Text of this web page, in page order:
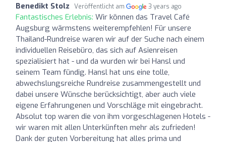
Benedikt Stolz Veröffentlicht am 3 years ago
Fantastisches Erlebnis: Wir können das Travel Café
Augsburg wärmstens weiterempfehlen! Für unsere
Thailand-Rundreise waren wir auf der Suche nach einem
individuellen Reisebüro, das sich auf Asienreisen
spezialisiert hat - und da wurden wir bei Hansl und
seinem Team fündig. Hansl hat uns eine tolle,
abwechslungsreiche Rundreise zusammengestellt und
dabei unsere Wünsche berücksichtigt, aber auch viele
eigene Erfahrungenen und Vorschläge mit eingebracht.
Absolut top waren die von ihm vorgeschlagenen Hotels -
wir waren mit allen Unterkünften mehr als zufrieden!
Dank der guten Vorbereitung hat alles prima und